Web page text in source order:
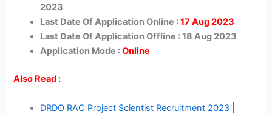
2023
Last Date Of Application Online :17 Aug2023
Last Date Of Application Offline : 18 Aug 2023
Application Mode :Online
Also Read :
DRDO RAC Project Scientist Recruitment 2023 |